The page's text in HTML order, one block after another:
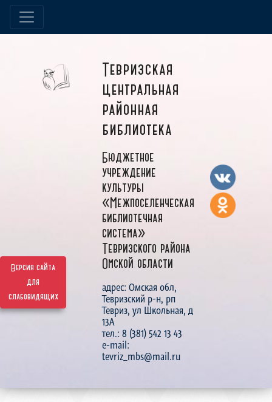
Версия сайта
для
слабовидящих
Тевризская
центральная
районная
библиотека
Бюджетное
учреждение
культуры
«Межпоселенческая
библиотечная
система»
Тевризского района
Омской области
адрес: Омская обл,
Тевризский р-н, рп
Тевриз, ул Школьная, д
13А
тел.: 8 (381) 542 13 43
e-mail:
tevriz_mbs@mail.ru